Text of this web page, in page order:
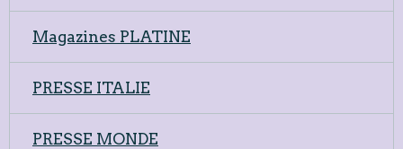
Magazines PLATINE
PRESSE ITALIE
PRESSE MONDE